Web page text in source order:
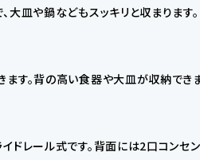
大皿や鍋などもスッキリと収まります。
す。背の高い食器や大皿が収納できま
ドレール式です。背面には2口コンセ